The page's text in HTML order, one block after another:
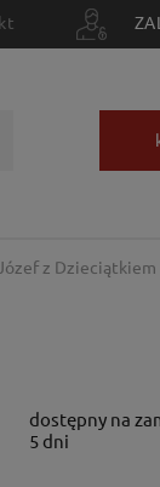
z Dzieciątkiem
dostępny na
5 dni